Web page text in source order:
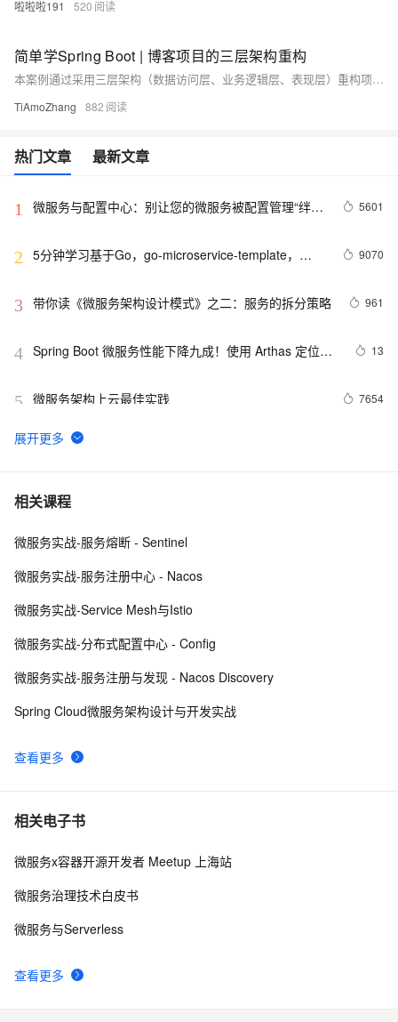
啦啦啦191 520
简单学Spring Boot | 博客项目的三层架构重构
本案例通过采用三层架构（数据访问层、业务逻辑层、表现层）重构项目，解决了集中式开发导致的代码臃肿问题。各层职责清晰，结合依赖注入实现解耦，提升了系统的可维护性、可测试性和可扩展性，为后续接入真实数据库奠定基础。
TiAmoZhang 882
热门文章 最新文章
1
微服务与配置中心：别让您的微服务被配置管理“绊”
5601
2 5分钟学习基于Go，go-microservice-template，
9070
3 带你读《微服务架构设计模式》之二：服务的拆分策略 961
4 Spring Boot 微服务性能下降九成！使用 Arthas 定位根
13
5 微服务架构上云最佳实践 7654
6
黑马程序员2024最新SpringCloud微服务开发与实战 个人
7 微服务【用SpringAMQP技术实现RabbitMq的六种消息
8 微服务框架（十九）Spring Boot 可视化监控
10Spring Cloud微服务面试题
相关课程
查看更多
微服务实战-服务熔断 - Sentinel
微服务实战-服务注册中心 - Nacos
微服务实战-Service Mesh与Istio
微服务实战-分布式配置中心 - Config
微服务实战-服务注册与发现 - Nacos Discovery
Spring Cloud微服务架构设计与开发实战
相关电子书
查看更多
微服务x容器开源开发者 Meetup 上海站
微服务治理技术白皮书
微服务与Serverless